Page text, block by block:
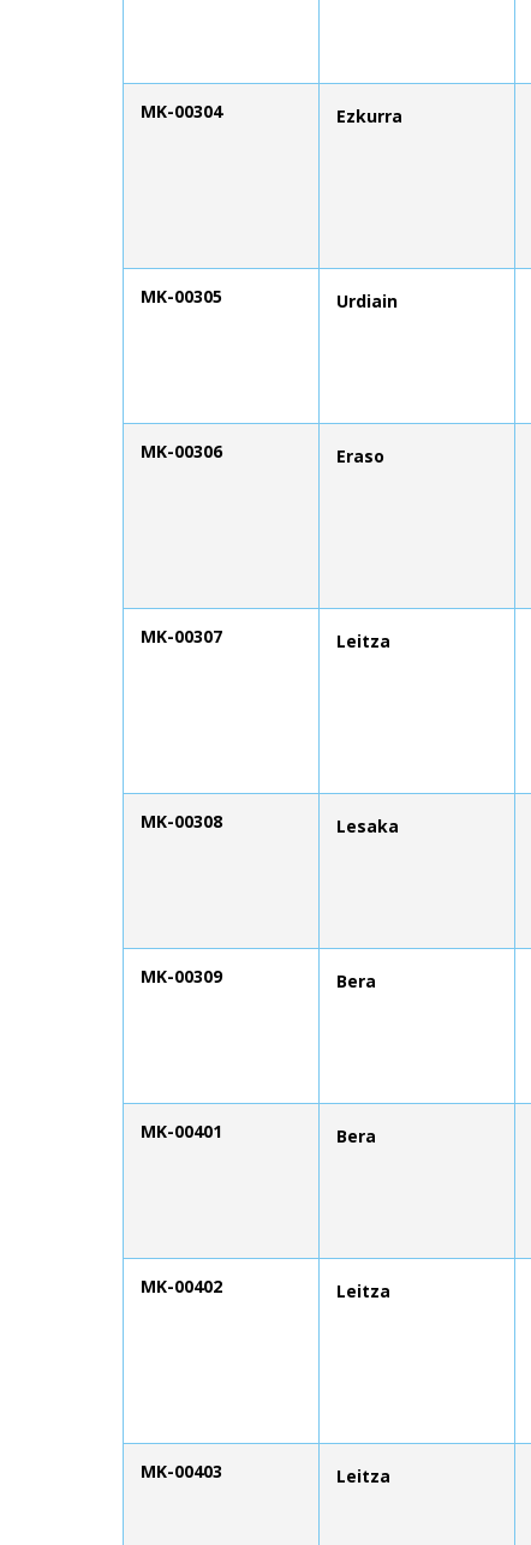
MK-00304 Ezkurra
MK-00305 Urdiain
MK-00306 Eraso
MK-00307 Leitza
MK-00308 Lesaka
MK-00309 Bera
MK-00401 Bera
MK-00402 Leitza
MK-00403 Leitza